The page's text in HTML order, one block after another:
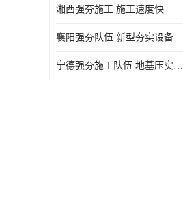
湘西强夯施工 施工速度快-施耐用性强
襄阳强夯队伍 新型夯实设备
宁德强夯施工队伍 地基压实度检测方法与标准